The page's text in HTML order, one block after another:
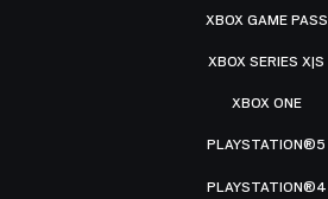
XBOX GAME PASS
XBOX SERIES X|S
XBOX ONE
PLAYSTATION®5
PLAYSTATION®4